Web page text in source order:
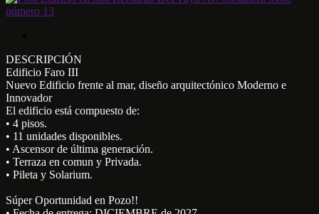
DESCRIPCIÓN
Edificio Faro III
Nuevo Edificio frente al mar, diseño arquitectónico Moderno e
Innovador
El edificio está compuesto de:
• 4 pisos.
• 11 unidades disponibles.
• Ascensor de última generación.
• Terraza en comun y Privada.
• Pileta y Solarium.
Súper Oportunidad en Pozo!!